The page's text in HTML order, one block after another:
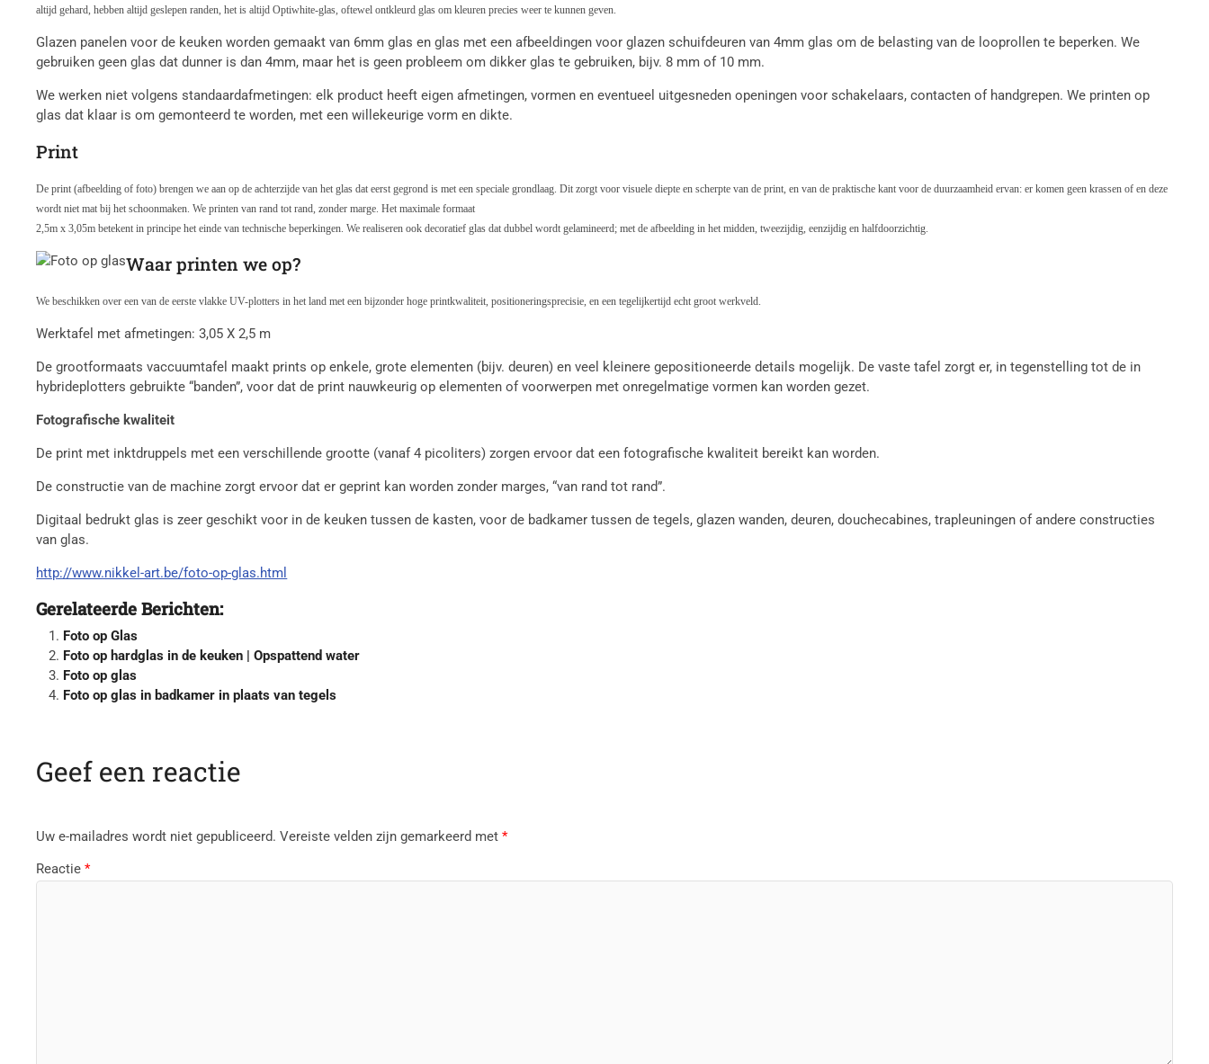
altijd gehard, hebben altijd geslepen randen, het is altijd Optiwhite-glas, oftewel ontkleurd glas om kleuren precies weer te kunnen geven.
Glazen panelen voor de keuken worden gemaakt van 6mm glas en glas met een afbeeldingen voor glazen schuifdeuren van 4mm glas om de belasting van de looprollen te beperken. We
gebruiken geen glas dat dunner is dan 4mm, maar het is geen probleem om dikker glas te gebruiken, bijv. 8 mm of 10 mm.
We werken niet volgens standaardafmetingen: elk product heeft eigen afmetingen, vormen en eventueel uitgesneden openingen voor schakelaars, contacten of handgrepen. We printen op
glas dat klaar is om gemonteerd te worden, met een willekeurige vorm en dikte.
Print
De print (afbeelding of foto) brengen we aan op de achterzijde van het glas dat eerst gegrond is met een speciale grondlaag. Dit zorgt voor visuele diepte en scherpte van de print, en van de praktische kant voor de duurzaamheid ervan: er komen geen krassen of en deze
wordt niet mat bij het schoonmaken. We printen van rand tot rand, zonder marge. Het maximale formaat
2,5m x 3,05m betekent in principe het einde van technische beperkingen. We realiseren ook decoratief glas dat dubbel wordt gelamineerd; met de afbeelding in het midden, tweezijdig, eenzijdig en halfdoorzichtig.
Waar printen we op?
We beschikken over een van de eerste vlakke UV-plotters in het land met een bijzonder hoge printkwaliteit, positioneringsprecisie, en een tegelijkertijd echt groot werkveld.
Werktafel met afmetingen: 3,05 X 2,5 m
De grootformaats vaccuumtafel maakt prints op enkele, grote elementen (bijv. deuren) en veel kleinere gepositioneerde details mogelijk. De vaste tafel zorgt er, in tegenstelling tot de in
hybrideplotters gebruikte “banden”, voor dat de print nauwkeurig op elementen of voorwerpen met onregelmatige vormen kan worden gezet.
Fotografische kwaliteit
De print met inktdruppels met een verschillende grootte (vanaf 4 picoliters) zorgen ervoor dat een fotografische kwaliteit bereikt kan worden.
De constructie van de machine zorgt ervoor dat er geprint kan worden zonder marges, “van rand tot rand”.
Digitaal bedrukt glas is zeer geschikt voor in de keuken tussen de kasten, voor de badkamer tussen de tegels, glazen wanden, deuren, douchecabines, trapleuningen of andere constructies
van glas.
http://www.nikkel-art.be/foto-op-glas.html
Gerelateerde Berichten:
Foto op Glas
Foto op hardglas in de keuken | Opspattend water
Foto op glas
Foto op glas in badkamer in plaats van tegels
Geef een reactie
Uw e-mailadres wordt niet gepubliceerd. Vereiste velden zijn gemarkeerd met*
Reactie*